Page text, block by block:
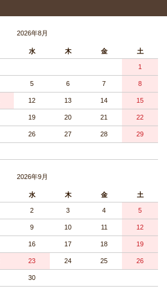
2026年8月
水 木 金 土
1
5 6 7 8
12 13 14 15
19 20 21 22
26 27 28 29
2026年9月
水 木 金 土
2 3 4 5
9 10 11 12
16 17 18 19
23 24 25 26
30